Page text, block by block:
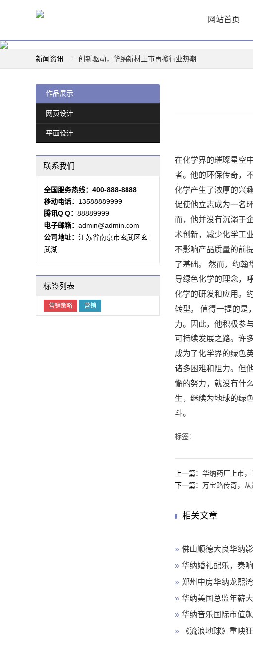
网站首页
新闻资讯
创新驱动，华纳新材上市再掀行业热潮
一票难求！博格华纳电影盛宴即将开演
作品展示
网页设计
平面设计
联系我们
全国服务热线：400-888-8888
移动电话： 13588889999
腾讯Q Q： 88889999
电子邮箱： admin@admin.com
公司地址： 江苏省南京市玄武区玄
武湖
标签列表
营销策略 营销
在化学界的璀璨星空
者。他的环保传奇，
化学产生了浓厚的兴
促使他立志成为一名
而，他并没有沉溺于
术创新，减少化学工
不影响产品质量的前
了基础。 然而，约翰
导绿色化学的理念，
化学的研发和应用。
转型。 值得一提的是
力。因此，他积极参
可持续发展之路。许
成为了化学界的绿色
诸多困难和阻力。但
懈的努力，就没有什
生，继续为地球的绿
斗。
标签：
上一篇： 华纳药厂上市，
下一篇： 万宝路传奇，从
相关文章
» 佛山顺德大良华纳
» 华纳婚礼配乐，奏
» 郑州中房华纳龙熙
» 华纳美国总监年薪
» 华纳音乐国际市值
»
《流浪地球》重映